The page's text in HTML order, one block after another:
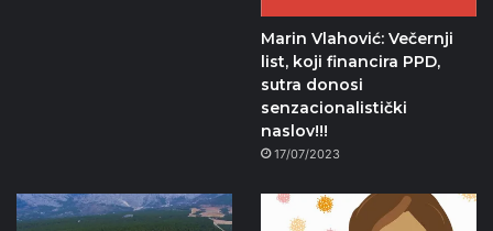
Marin Vlahović: Večernji
list, koji financira PPD,
sutra donosi
senzacionalistički
naslov!!!
17/07/2023